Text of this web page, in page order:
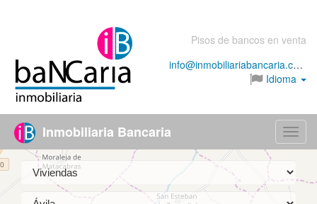
Pisos de bancos en venta
info@inmobiliariabancaria.com
Idioma
Menú
Inmobiliaria Bancaria